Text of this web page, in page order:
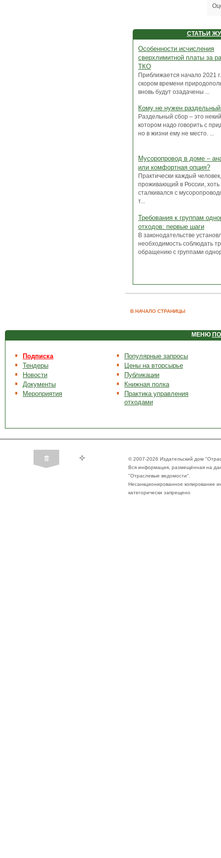
СТАТЬИ
Особенности исчисления
сверхлимитной платы за
ТКО
Приближается начало 2021
скором времени
вновь будут озадачены ...
Кому не нужен
Раздельный сбор – это
котором надо говорить с
но в жизни ему не место. ...
Мусоропровод в доме –
или комфортная опция?
Практически каждый человек,
проживающий в России, хоть
сталкивался с
т...
Требования к группам
отходов: первые шаги
В законодательстве
необходимость соблюдать
обращению с группами
В НАЧАЛО СТРАНИЦЫ
МЕНЮ
Подписка
Тендеры
Новости
Документы
Мероприятия
Популярные запросы
Цены на вторсырье
Публикации
Книжная полка
Практика управления
отходами
© 2007-2026 Издательский дом
Вся информация, размещённая на
"Отраслевые ведомости".
Несанкционированное копирование
категорически запрещено